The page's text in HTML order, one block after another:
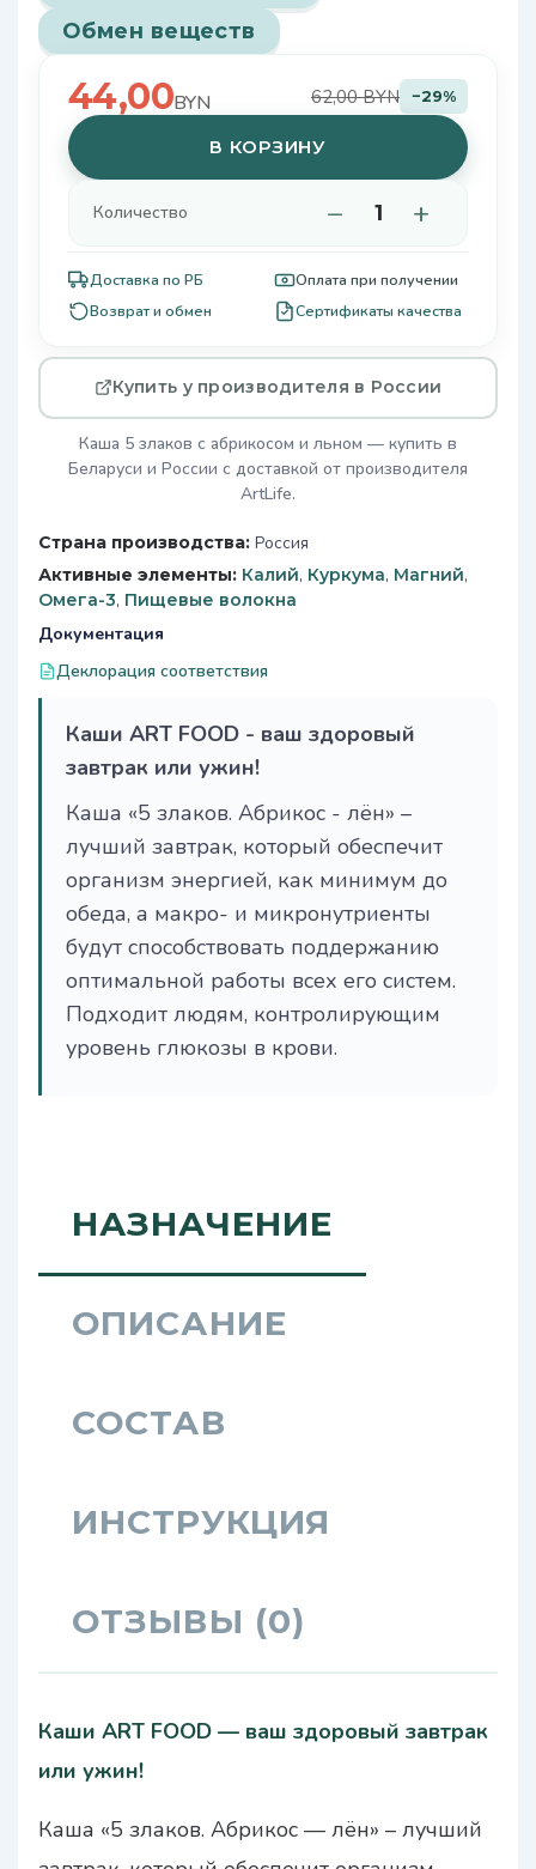
Страна производства: Россия
Активные элементы: Калий, Куркума, Магний,
Омега-3, Пищевые волокна
Документация
Деклорация соответствия
Обмен веществ
Каши ART FOOD - ваш здоровый
завтрак или ужин!
Каша «5 злаков. Абрикос - лён» –
лучший завтрак, который обеспечит
организм энергией, как минимум до
обеда, а макро- и микронутриенты
будут способствовать поддержанию
оптимальной работы всех его систем.
Подходит людям, контролирующим
уровень глюкозы в крови.
44,00BYN 62,00 BYN −29%
В КОРЗИНУ
Количество − +
Доставка по РБ
Оплата при получении
Возврат и обмен
Сертификаты качества
Купить у производителя в России
Каша 5 злаков с абрикосом и льном — купить в
Беларуси и России с доставкой от производителя
ArtLife.
НАЗНАЧЕНИЕ
ОПИСАНИЕ
СОСТАВ
ИНСТРУКЦИЯ
ОТЗЫВЫ (0)
Каши ART FOOD — ваш здоровый завтрак
или ужин!
Каша «5 злаков. Абрикос — лён» – лучший